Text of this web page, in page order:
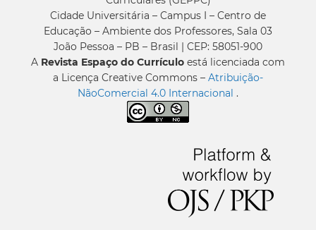
Cidade Universitária – Campus I – Centro de
Educação – Ambiente dos Professores, Sala 03
João Pessoa – PB – Brasil | CEP: 58051-900
A Revista Espaço do Currículo está licenciada com
a Licença Creative Commons – Atribuição-
NãoComercial 4.0 Internacional .